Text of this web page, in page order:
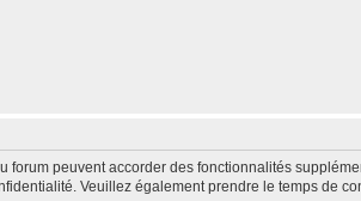
forum peuvent accorder des fonctionnalités
Veuillez également prendre le temps de